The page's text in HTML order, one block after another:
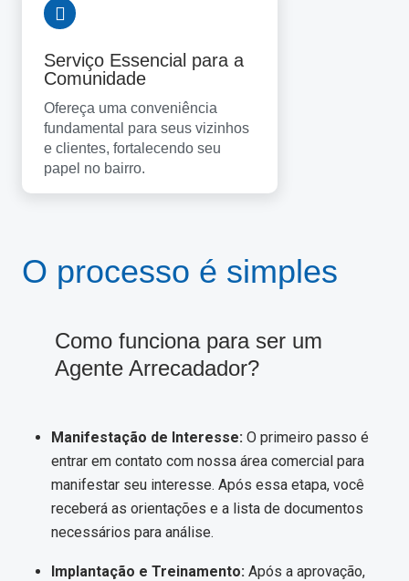
Serviço Essencial para a
Comunidade
Ofereça uma conveniência
fundamental para seus vizinhos
e clientes, fortalecendo seu
papel no bairro.
O processo é simples
Como funciona para ser um
Agente Arrecadador?
Manifestação de Interesse: O primeiro passo é
entrar em contato com nossa área comercial para
manifestar seu interesse. Após essa etapa, você
receberá as orientações e a lista de documentos
necessários para análise.
Implantação e Treinamento: Após a aprovação,